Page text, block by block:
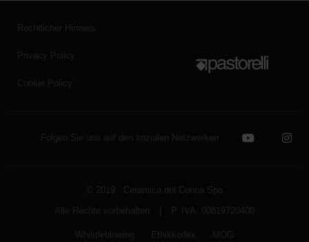
Rechtlicher Hinweis
Privacy Policy
Cookie Policy
Folgen Sie uns auf den sozialen Netzwerken
© 2019 Ceramica del Conca Spa
Alle Rechte vorbehalten
P. IVA 00819720400
Whistleblowing Ethikkodex MOG